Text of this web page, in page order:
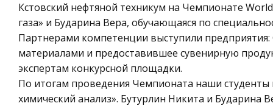
Кстовский нефтяной техникум на Чемпионате
газа» и Бударина Вера, обучающаяся по
Партнерами компетенции выступили
материалами и предоставившее сувенирную
экспертам конкурсной площадки.
По итогам проведения Чемпионата наши
химический анализ». Бутурлин Никита и Бударина